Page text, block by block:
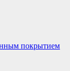
покрытием